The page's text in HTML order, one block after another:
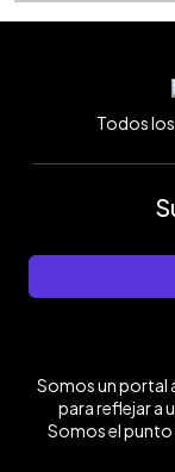
Todos
Somos un portal
para reflejar a
Somos el punto